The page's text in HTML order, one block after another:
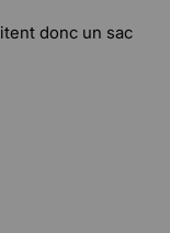
donc un sac